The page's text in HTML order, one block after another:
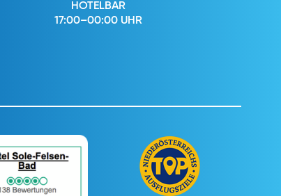
HOTELBAR
17:00–00:00 UHR